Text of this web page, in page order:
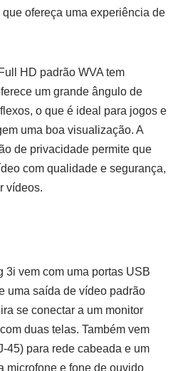
ofereça uma experiência de
HD padrão WVA tem
um grande ângulo de
o que é ideal para jogos e
uma boa visualização. A
de privacidade permite que
com qualidade e segurança,
vídeos.
3i vem com uma portas USB
uma saída de vídeo padrão
se conectar a um monitor
duas telas. Também vem
45) para rede cabeada e um
microfone e fone de ouvido